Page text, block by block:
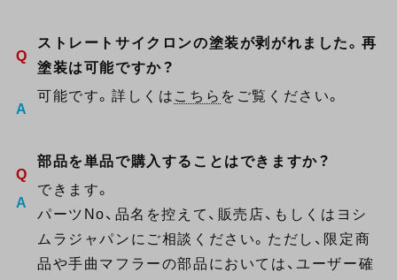
ストレートサイクロンの塗装が剥がれました。再
塗装は可能ですか？
可能です。詳しくは こちら をご覧ください。
部品を単品で購入することはできますか？
できます。
パーツNo、品名を控えて、販売店、もしくはヨシ
ムラジャパンにご相談ください。ただし、限定商
品や手曲マフラーの部品においては、ユーザー確